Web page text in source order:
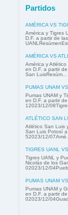
Partidos
AMÉRICA VS
América y Tigres
D.F. a partir de
AMÉRICA VS
América y
en D.F. a partir
San LuisResúm...
PUMAS UNAM
Pumas UNAM y
en D.F. a partir
12023/12/
ATLÉTICO SAN
Atlético San Luis
San Luis Potosí
52023/12/07Amé...
TIGRES UANL
Tigres UANL y
Nicolás de los
02023/12/
PUMAS UNAM
Pumas UNAM y
en D.F. a partir
02023/12/